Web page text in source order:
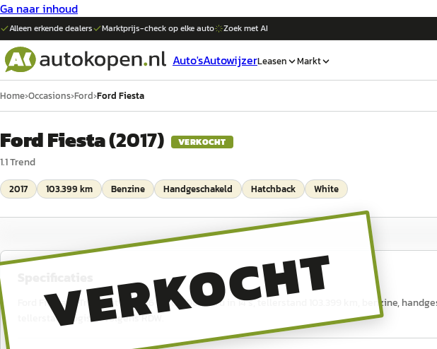
Ga naar inhoud
Alleen erkende dealers Marktprijs-check op elkeauto Zoek met AI
Auto'sAutowijzerLeasen Markt
Home›Occasions›Ford›Ford Fiesta
Ford Fiesta(2017) VERKOCHT
1.1 Trend
2017 103.399 km Benzine Handgeschakeld Hatchback White
VERKOCHT
Ford Fiesta 1.1 Trend uit 2017, 86 pk, 0–100 km/u in 14 s, tellerstand 103.399 km, benzine,
tellerstand logisch volgens RDW.